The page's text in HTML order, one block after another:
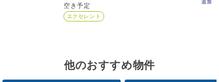
空き予定
エクセレント
追加
他のおすすめ物件